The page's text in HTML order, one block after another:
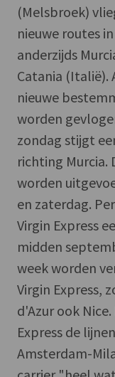
(Melsbroek)
nieuwe routes
anderzijds
Catania (Italië).
nieuwe
worden
zondag stijgt
richting Murcia.
worden
en zaterdag.
Virgin Express
midden
week worden
Virgin Express,
d'Azur ook
Express de
Amsterdam-